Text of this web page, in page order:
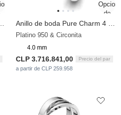
Platino 950 & Circonita
4.0 mm
CLP 3.716.841,00 Precio del par
a partir de CLP 259.958